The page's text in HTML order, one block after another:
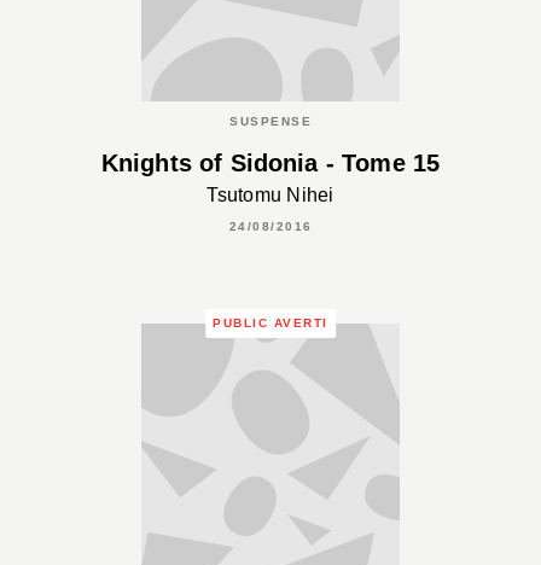
SUSPENSE
Knights of Sidonia - Tome 15
Tsutomu Nihei
24/08/2016
PUBLIC AVERTI